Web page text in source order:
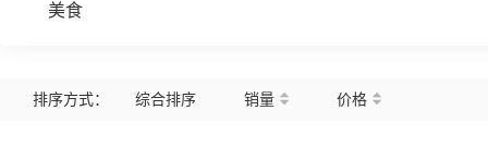
美食
排序方式： 综合排序 销量 价格